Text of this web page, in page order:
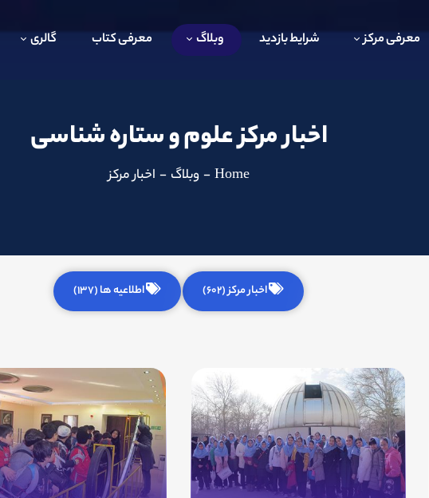
معرفی مرکز شرایط بازدید وبلاگ معرفی کتاب گالری
اخبار مرکز علوم و ستاره شناسی
Home
- وبلاگ - اخبار مرکز
اخبار مرکز (602) اطلاعیه ها (137)